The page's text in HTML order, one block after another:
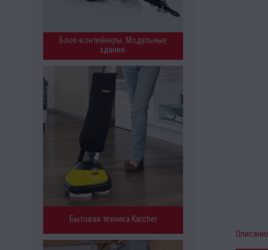
Блок-контейнеры. Модульные
здания.
Бытовая техника Karcher